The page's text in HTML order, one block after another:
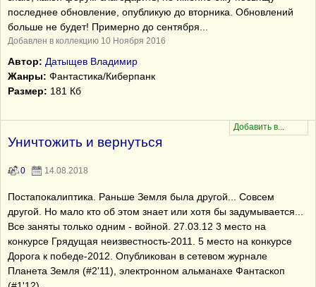
последнее обновление, опубликую до вторника. Обновлений
больше не будет! Примерно до сентября...
Добавлен в коллекцию 10 Ноября 2016
Автор: Датыщев Владимир
Жанры: Фантастика/Киберпанк
Размер: 181 Кб
Уничтожить и вернуться
0 14.08.2018
Постапокалиптика. Раньше Земля была другой... Совсем
другой. Но мало кто об этом знает или хотя бы задумывается...
Все заняты только одним - войной. 27.03.12 3 место на
конкурсе Грядущая неизвестность-2011. 5 место на конкурсе
Дорога к победе-2012. Опубликован в сетевом журнале
Планета Земля (#2'11), электронном альманахе Фантаскоп